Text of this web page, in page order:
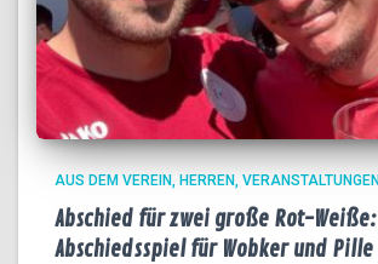
AUS DEM VEREIN HERREN
Abschied für zwei große Rot-Weiße:
Abschiedsspiel für Wobker und Pille